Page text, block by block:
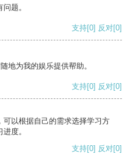
题。
支持[0] 反对[0]
地为我的娱乐提供帮助。
支持[0] 反对[0]
以根据自己的需求选择学习方
度。
支持[0] 反对[0]